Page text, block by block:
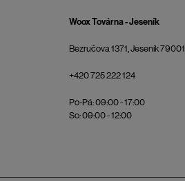
Woox Továrna - Jeseník
Bezručova 1371, Jeseník 79001
+420 725 222 124
Po-Pá: 09:00 - 17:00
So: 09:00 - 12:00